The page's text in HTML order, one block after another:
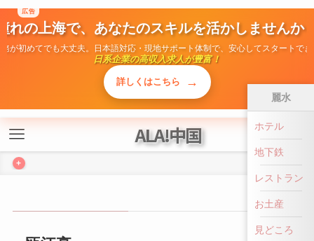
広告
れの上海で、あなたのスキルを活かしませんか
が初めてでも大丈夫。日本語対応・現地サポート体制で、安心してスタートで
日系企業の高収入求人が豊富！
詳しくはこちら
ALA!中国
+
瓯江亭
麗水
ホテル
地下鉄
レストラン
お土産
見どころ